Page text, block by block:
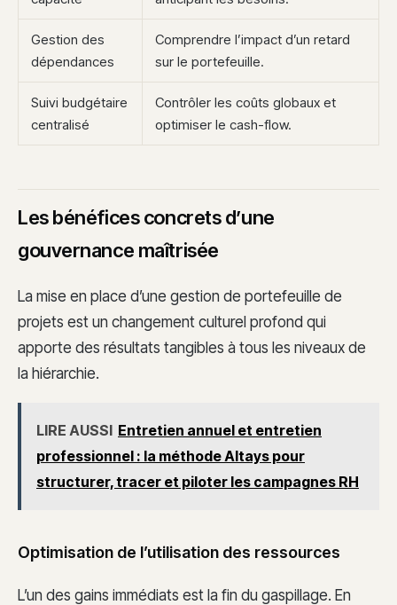
Gestion des
dépendances
Comprendre l’impact d’un retard
sur le portefeuille.
Suivi budgétaire
centralisé
Contrôler les coûts globaux et
optimiser le cash-flow.
Les bénéfices concrets d’une
gouvernance maîtrisée
La mise en place d’une gestion de portefeuille de
projets est un changement culturel profond qui
apporte des résultats tangibles à tous les niveaux de
la hiérarchie.
LIRE AUSSI Entretien annuel et entretien
professionnel : la méthode Altays pour
structurer, tracer et piloter les campagnes RH
Optimisation de l’utilisation des ressources
L’un des gains immédiats est la fin du gaspillage. En